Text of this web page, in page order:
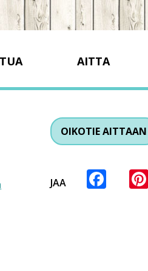
AITTA
OIKOTIE AITTAAN
JAA